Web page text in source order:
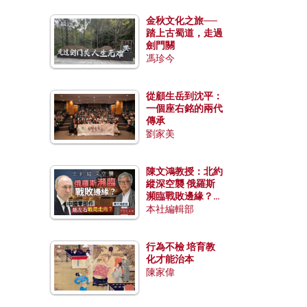
金秋文化之旅──
踏上古蜀道，走過
劍門關
馮珍今
從顧生岳到沈平：
一個座右銘的兩代
傳承
劉家美
陳文鴻教授：北約
縱深空襲 俄羅斯
瀕臨戰敗邊緣？中
國零部件能左右戰
本社編輯部
行為不檢 培育教
化才能治本
陳家偉